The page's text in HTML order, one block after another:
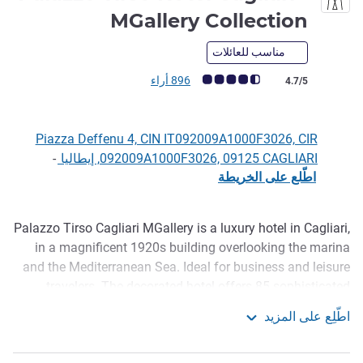
MGallery Collection
مناسب للعائلات
ملاحظة أراء العملاء (رأي ALL)
4.7/5 896 أراء
Piazza Deffenu 4, CIN IT092009A1000F3026, CIR
092009A1000F3026, 09125 CAGLIARI, إيطاليا
-
اطّلع على الخريطة
الوصف
Palazzo Tirso Cagliari MGallery is a luxury hotel in Cagliari,
in a magnificent 1920s building overlooking the marina
and the Mediterranean Sea. Ideal for business and leisure
rooms, two elegant restaurants and an exclusive rooftop
with breathtaking views. Also included: Spa by L Occitane,
اطّلِع على المزيد